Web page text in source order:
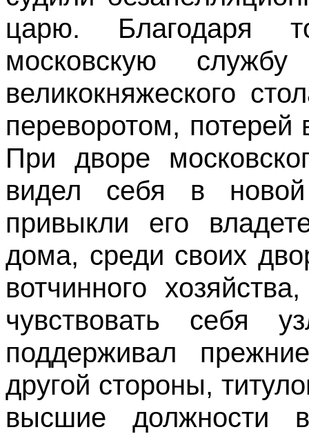
царю. Благодаря
московскую
великокняжеского
переворотом,
При дворе
видел себя в
привыкли его
дома, среди своих
вотчинного
чувствовать себя
поддерживал
другой стороны,
высшие должности